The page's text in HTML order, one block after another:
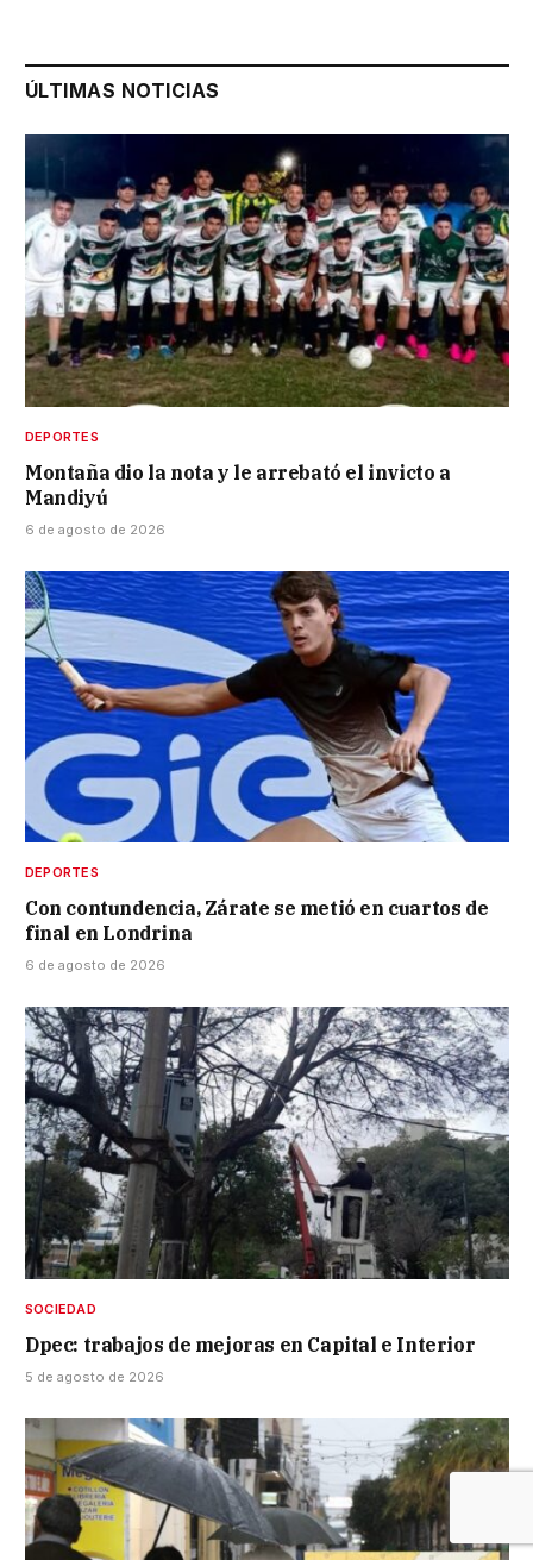
ÚLTIMAS NOTICIAS
DEPORTES
Montaña dio la nota y le arrebató el invicto a
Mandiyú
6 de agosto de 2026
DEPORTES
Con contundencia, Zárate se metió en cuartos de
final en Londrina
6 de agosto de 2026
SOCIEDAD
Dpec: trabajos de mejoras en Capital e Interior
5 de agosto de 2026